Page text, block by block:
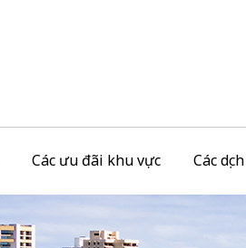
Các ưu đãi khu vực Các